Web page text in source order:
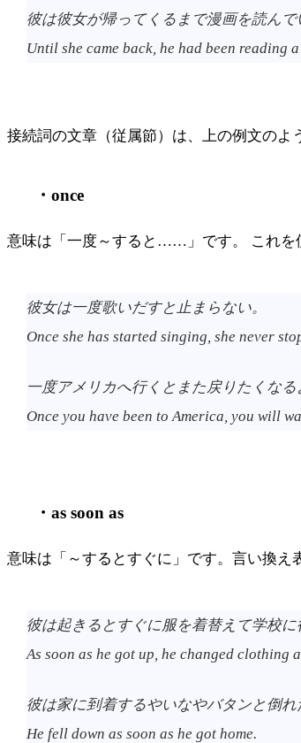
彼は彼女が帰ってくるまで漫画を読んで
Until she came back, he had been reading
接続詞の文章（従属節）は、上の例文のよ
・once
意味は「一度～すると……」です。 これを
彼女は一度歌いだすと止まらない。
Once she has started singing, she never
一度アメリカへ行くとまた戻りたくなる
Once you have been to America, you will
・as soon as
意味は「～するとすぐに」です。言い換
彼は起きるとすぐに服を着替えて学校に
As soon as he got up, he changed clothing
彼は家に到着するやいなやバタンと倒れ
He fell down as soon as he got home.